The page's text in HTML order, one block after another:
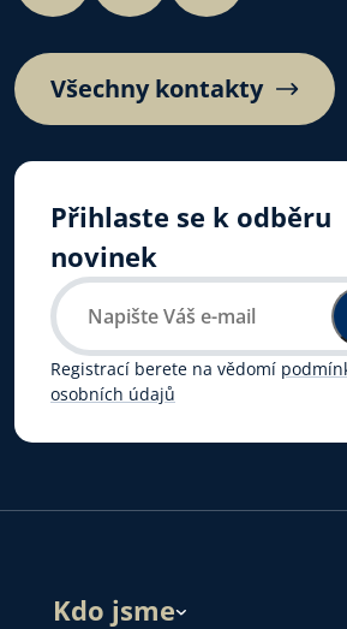
Všechny kontakty
Přihlaste se k odběru
novinek
Registrací berete na vědomí
osobních údajů
Kdo jsme